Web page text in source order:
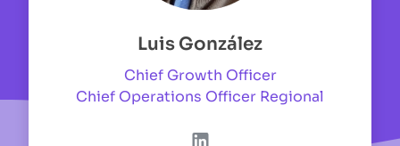
Luis González
Chief Growth Officer
Chief Operations Officer Regional